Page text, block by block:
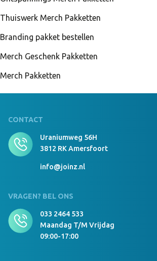
Thuiswerk Merch Pakketten
Branding pakket bestellen
Merch Geschenk Pakketten
Merch Pakketten
CONTACT
Uraniumweg 56H
3812 RK Amersfoort
info@joinz.nl
VRAGEN? BEL ONS
033 2464 533
Maandag T/m Vrijdag
09:00-17:00